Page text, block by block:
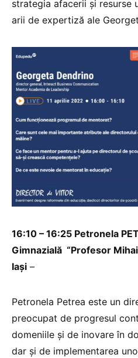
strategia afacerii și resurse
arii de expertiză ale
16:10 – 16:25 Petronela
Gimnazială “Profesor
Iași –
Petronela Petrea este un
preocupat de progresul
domeniile și de inovare în
dar și de implementarea